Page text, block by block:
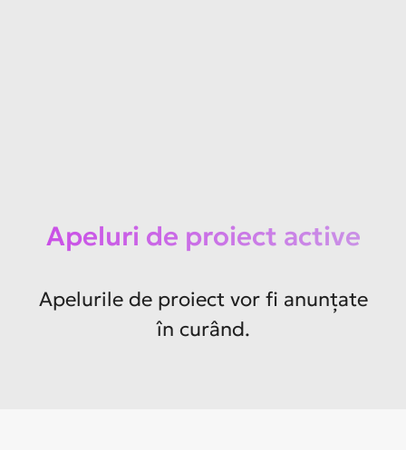
Apeluri de proiect active
Apelurile de proiect vor fi anunțate
în curând.